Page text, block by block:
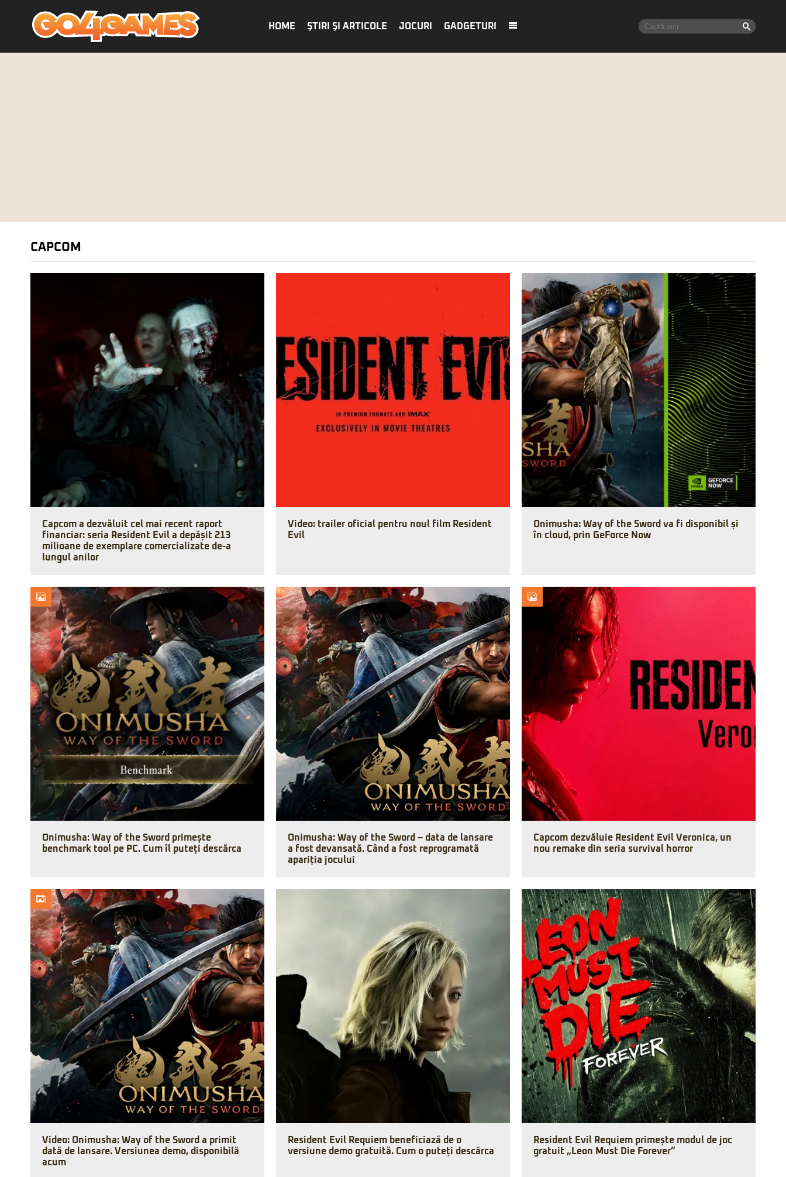
HOME ŞTIRI ŞI ARTICOLE JOCURI GADGETURI
CAPCOM
Capcom a dezvăluit cel mai recent raport
financiar: seria Resident Evil a depășit 213
milioane de exemplare comercializate de-a
lungul anilor
Video: trailer oficial pentru noul film Resident
Evil
Onimusha: Way of the Sword va fi disponibil și
în cloud, prin GeForce Now
Onimusha: Way of the Sword primește
benchmark tool pe PC. Cum îl puteți descărca
Onimusha: Way of the Sword – data de lansare
a fost devansată. Când a fost reprogramată
apariția jocului
Capcom dezvăluie Resident Evil Veronica, un
nou remake din seria survival horror
Video: Onimusha: Way of the Sword a primit
dată de lansare. Versiunea demo, disponibilă
acum
Resident Evil Requiem beneficiază de o
versiune demo gratuită. Cum o puteți descărca
Resident Evil Requiem primește modul de joc
gratuit „Leon Must Die Forever”